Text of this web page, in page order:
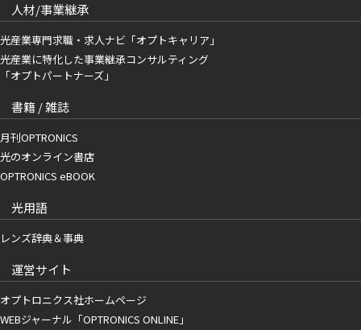
人材/事業継承
光産業専門求職・求人ナビ「オプトキャリア」
光産業に特化した事業継承コンサルティング
「オプトパートナーズ」
書籍 / 雑誌
月刊OPTRONICS
光のオンライン書店
OPTRONICS eBOOK
光用語
レンズ辞典＆事典
運営サイト
オプトロニクス社ホームページ
WEBジャーナル「OPTRONICS ONLINE」